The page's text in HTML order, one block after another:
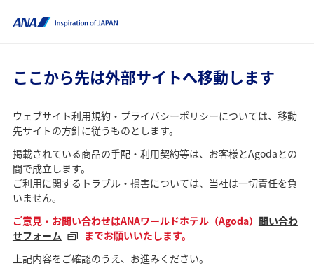
ここから先は外部サイトへ移動します
ウェブサイト利用規約・プライバシーポリシーについては、移動
先サイトの方針に従うものとします。
掲載されている商品の手配・利用契約等は、お客様とAgodaとの
間で成立します。
ご利用に関するトラブル・損害については、当社は一切責任を負
いません。
ご意見・お問い合わせはANAワールドホテル（Agoda） 問い合わ
せフォーム
までお願いいたします。
上記内容をご確認のうえ、お進みください。